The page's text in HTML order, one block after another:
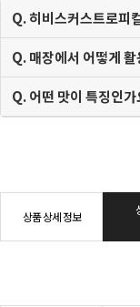
Q. 히비스커스트로피
Q. 매장에서 어떻게
Q. 어떤 맛이 특징인가
상품 상세 정보